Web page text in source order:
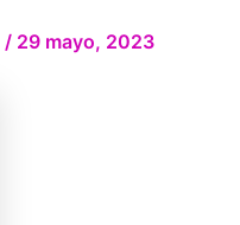
/ 29 mayo, 2023